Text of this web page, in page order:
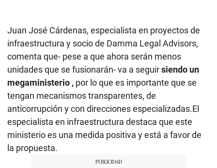
Juan José Cárdenas, especialista en proyectos de
infraestructura y socio de Damma Legal Advisors,
comenta que- pese a que ahora serán menos
unidades que se fusionarán- va a seguirsiendo un
megaministerio , por lo que es importante que se
tengan mecanismos transparentes, de
anticorrupción y con direcciones especializadas.El
especialista en infraestructura destaca que este
ministerio es una medida positiva y está a favor de
la propuesta.